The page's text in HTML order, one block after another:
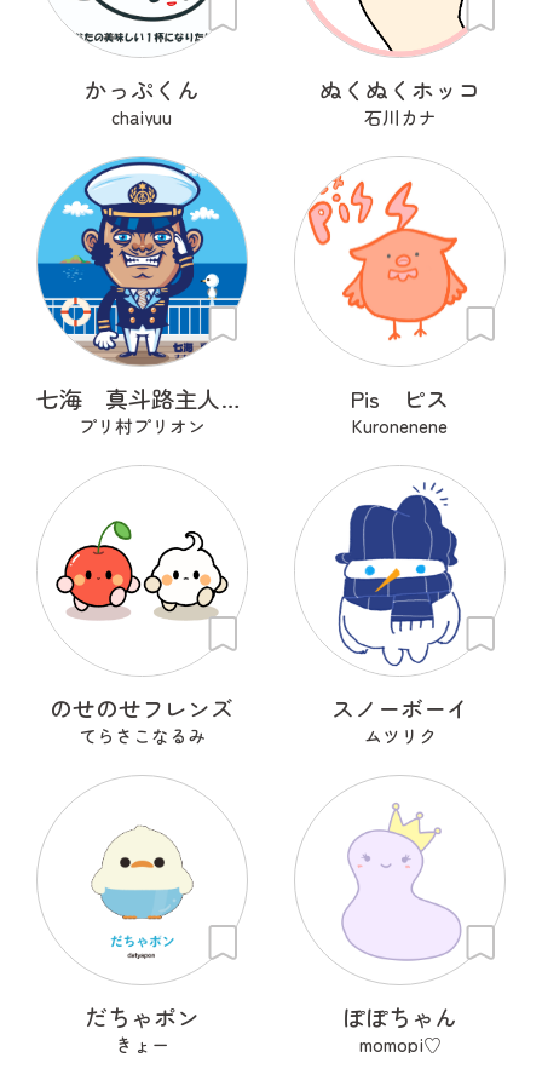
かっぷくん
chaiyuu
ぬくぬくホッコ
石川カナ
七海 真斗路主人（ナナミ マドロス）
プリ村プリオン
Pis ピス
Kuronenene
のせのせフレンズ
てらさこなるみ
スノーボーイ
ムツリク
だちゃポン
きょー
ぽぽちゃん
momopi♡